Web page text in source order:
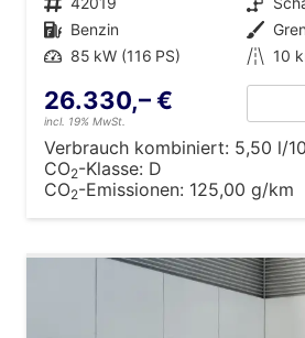
Kraftstoff Benzin Außenfarbe
Leistung 85 kW (116 PS) Kilometerstand 10
26.330,– €
incl. 19% MwSt.
Verbrauch kombiniert: 5,50 l/
CO2-Klasse: D
CO2-Emissionen: 125,00 g/km